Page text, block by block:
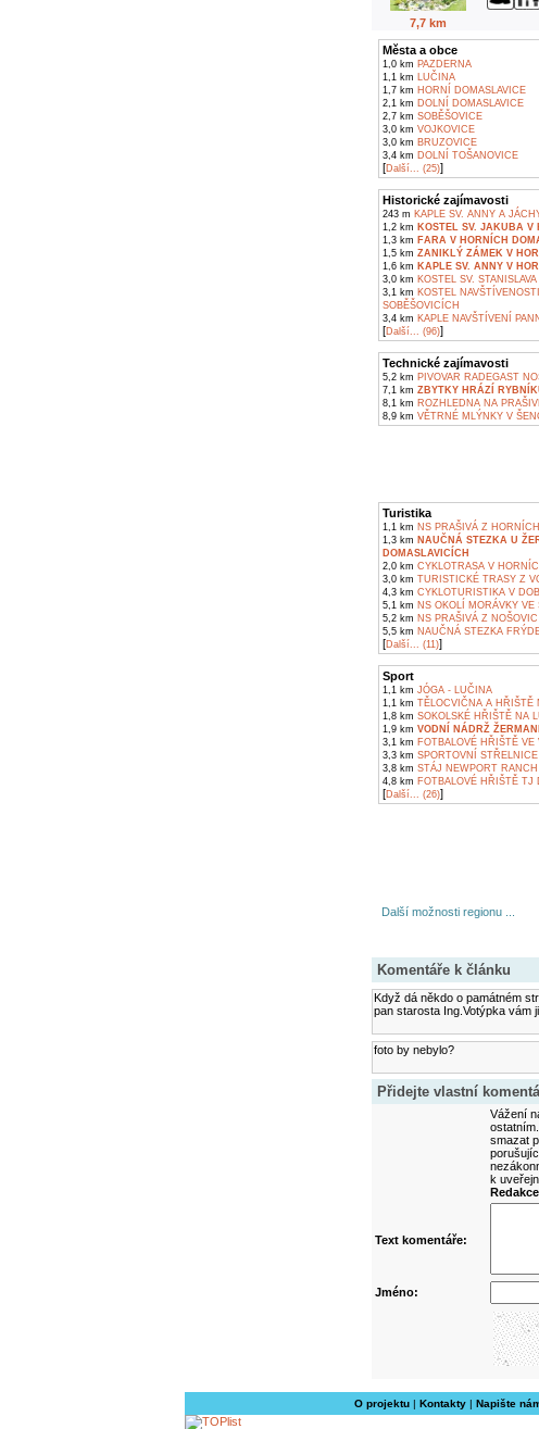
7,7 km
Města a obce
1,0 km PAZDERNA
1,1 km LUČINA
1,7 km HORNÍ DOMASLAVICE
2,1 km DOLNÍ DOMASLAVICE
2,7 km SOBĚŠOVICE
3,0 km VOJKOVICE
3,0 km BRUZOVICE
3,4 km DOLNÍ TOŠANOVICE
[Další... (25)]
Historické zajímavosti
243 m KAPLE SV. ANNY A
1,2 km KOSTEL SV. JAKUBA V
1,3 km FARA V HORNÍCH
1,5 km ZANIKLÝ ZÁMEK V
1,6 km KAPLE SV. ANNY V
3,0 km KOSTEL SV.
3,1 km KOSTEL
SOBĚŠOVICÍCH
3,4 km KAPLE NAVŠTÍVENÍ
[Další... (96)]
Technické zajímavosti
5,2 km PIVOVAR RADEGAST
7,1 km ZBYTKY HRÁZÍ
8,1 km ROZHLEDNA NA
8,9 km VĚTRNÉ MLÝNKY V
Turistika
1,1 km NS PRAŠIVÁ Z
1,3 km NAUČNÁ STEZKA U
DOMASLAVICÍCH
2,0 km CYKLOTRASA V
3,0 km TURISTICKÉ TRASY Z
4,3 km CYKLOTURISTIKA V
5,1 km NS OKOLÍ MORÁVKY VE
5,2 km NS PRAŠIVÁ Z NOŠOVIC
5,5 km NAUČNÁ STEZKA
[Další... (11)]
Sport
1,1 km JÓGA - LUČINA
1,1 km TĚLOCVIČNA A HŘIŠTĚ
1,8 km SOKOLSKÉ HŘIŠTĚ NA
1,9 km VODNÍ NÁDRŽ
3,1 km FOTBALOVÉ HŘIŠTĚ VE
3,3 km SPORTOVNÍ
3,8 km STÁJ NEWPORT
4,8 km FOTBALOVÉ HŘIŠTĚ TJ
[Další... (26)]
Další možnosti regionu ...
Komentáře k článku
Když dá někdo o památném
pan starosta Ing.Votýpka vám
foto by nebylo?
Přidejte vlastní
Vážení
smazat
k
Text komentáře:
Jméno:
O projektu | Kontakty | Napište